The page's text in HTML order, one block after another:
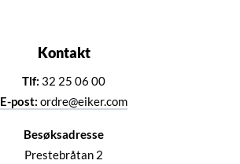
Kontakt
Tlf: 32 25 06 00
E-post: ordre@eiker.com
Besøksadresse
Prestebråtan 2